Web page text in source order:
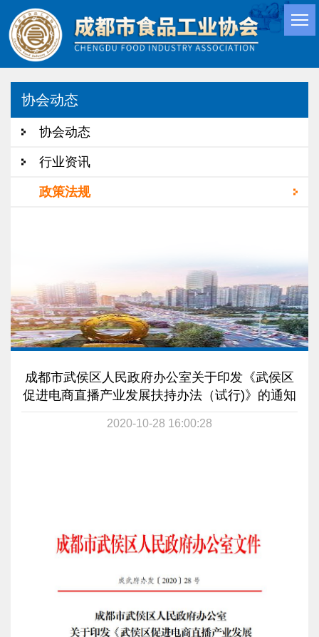
协会动态
协会动态
行业资讯
政策法规
成都市武侯区人民政府办公室关于印发《武侯区
促进电商直播产业发展扶持办法（试行)》的通知
2020-10-28 16:00:28